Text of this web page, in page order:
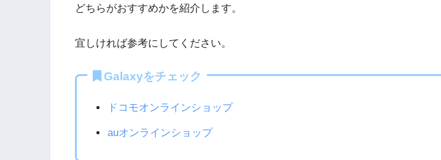
どちらがおすすめかを紹介します。
宜しければ参考にしてください。
Galaxyをチェック
ドコモオンラインショップ
auオンラインショップ